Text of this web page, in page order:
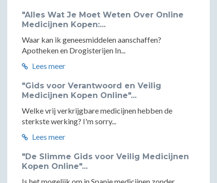
"Alles Wat Je Moet Weten Over Online
Medicijnen Kopen:...
Waar kan ik geneesmiddelen aanschaffen?
Apotheken en Drogisterijen In...
Lees meer
"Gids voor Verantwoord en Veilig
Medicijnen Kopen Online"...
Welke vrij verkrijgbare medicijnen hebben de
sterkste werking? I'm sorry...
Lees meer
"De Slimme Gids voor Veilig Medicijnen
Kopen Online"...